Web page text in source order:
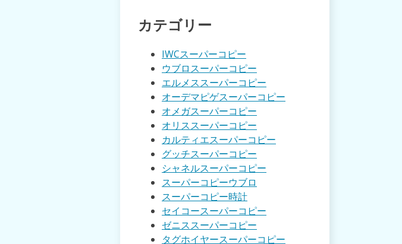
カテゴリー
IWCスーパーコピー
ウブロスーパーコピー
エルメススーパーコピー
オーデマピゲスーパーコピー
オメガスーパーコピー
オリススーパーコピー
カルティエスーパーコピー
グッチスーパーコピー
シャネルスーパーコピー
スーパーコピーウブロ
スーパーコピー時計
セイコースーパーコピー
ゼニススーパーコピー
タグホイヤースーパーコピー